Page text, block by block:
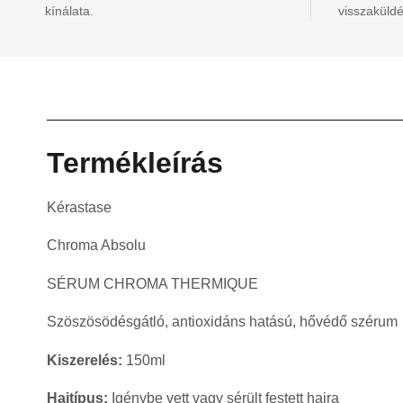
kínálata.
Termékleírás
Kérastase
Chroma Absolu
SÉRUM CHROMA THERMIQUE
Szöszösödésgátló, antioxidáns hatású, hővédő szérum
Kiszerelés: 150ml
Hajtípus: Igénybe vett vagy sérült festett hajra